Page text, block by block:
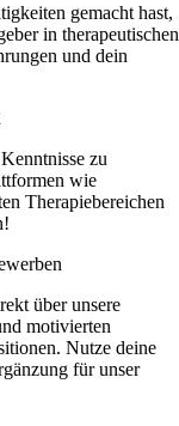
gemacht hast,
in therapeutischen
und dein
zu
wie
Therapiebereichen
über unsere
motivierten
Nutze deine
für unser